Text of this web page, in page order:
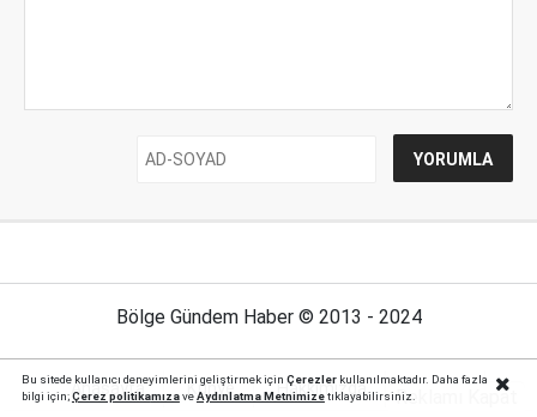
Bölge Gündem Haber © 2013 - 2024
Anasayfa Künye Hakkımızda
İletişim
Bu sitede kullanıcı deneyimlerini geliştirmek için Çerezlerkullanılmaktadır. Daha fazla
bilgi için;Çerez politikamızaveAydınlatma Metnimizetıklayabilirsiniz.Reklamı Kapat